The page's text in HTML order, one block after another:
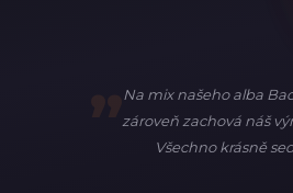
Na mix našeho alba
zároveň zachová náš
Všechno krásně